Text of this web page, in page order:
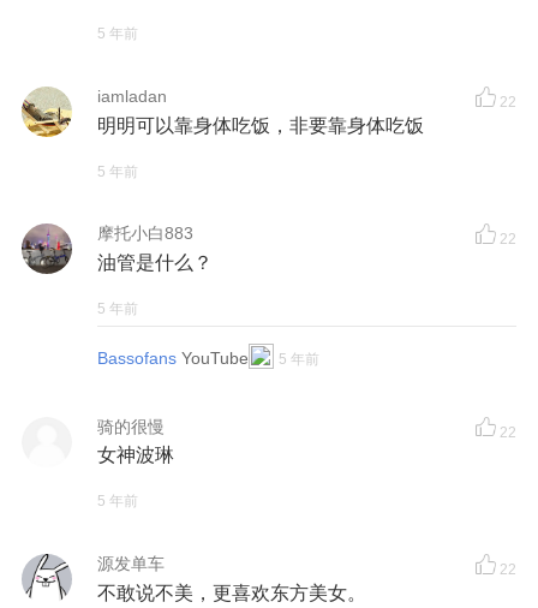
5 年前
iamladan 22
明明可以靠身体吃饭，非要靠身体吃饭
5 年前
摩托小白883 22
油管是什么？
5 年前
Bassofans YouTube 5 年前
骑的很慢 22
女神波琳
5 年前
源发单车 22
不敢说不美，更喜欢东方美女。